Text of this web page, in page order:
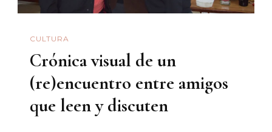
CULTURA
Crónica visual de un
(re)encuentro entre amigos
que leen y discuten